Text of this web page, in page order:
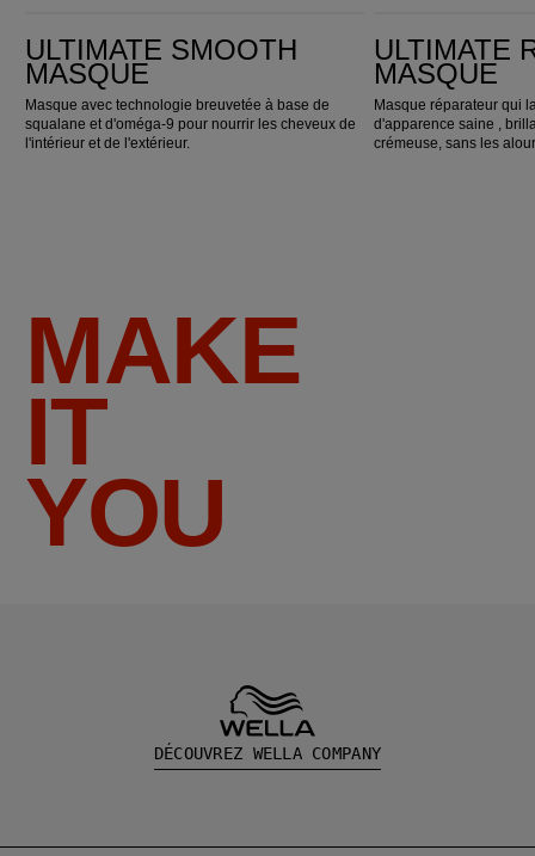
ULTIMATE SMOOTH
MASQUE
Masque avec technologie breuvetée à base de
squalane et d'oméga-9 pour nourrir les cheveux de
l'intérieur et de l'extérieur.
ULTIMATE
MASQUE
Masque réparateur qui
d'apparence saine ,
crémeuse, sans les
MAKE
IT
YOU
DÉCOUVREZ WELLA COMPANY